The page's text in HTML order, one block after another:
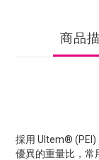
商品
採用 Ultem® (PEI)
優異的重量比，常